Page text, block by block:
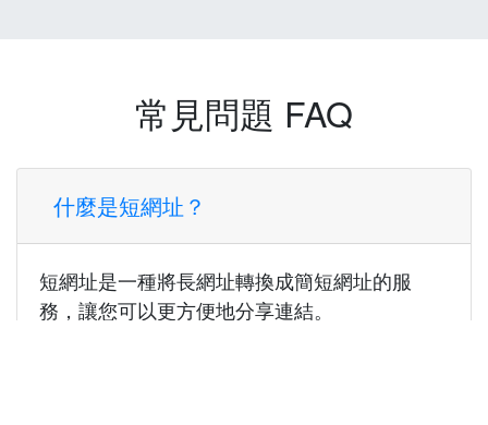
常見問題 FAQ
什麼是短網址？
短網址是一種將長網址轉換成簡短網址的服
務，讓您可以更方便地分享連結。